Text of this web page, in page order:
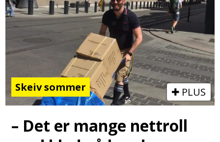
Skeiv sommer PLUS
– Det er mange nettroll